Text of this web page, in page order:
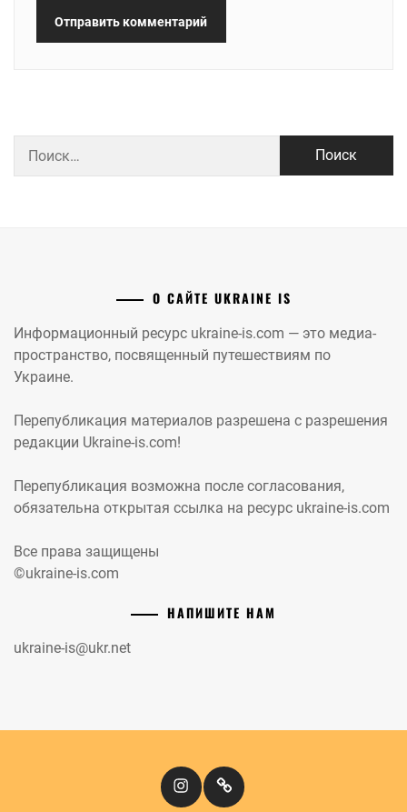
О САЙТЕ UKRAINE IS
Информационный ресурс ukraine-is.com — это медиа-
пространство, посвященный путешествиям по
Украине.
Перепубликация материалов разрешена с разрешения
редакции Ukraine-is.com!
Перепубликация возможна после согласования,
обязательна открытая ссылка на ресурс ukraine-is.com
Все права защищены
©ukraine-is.com
НАПИШИТЕ НАМ
ukraine-is@ukr.net
InstagramКіномандри